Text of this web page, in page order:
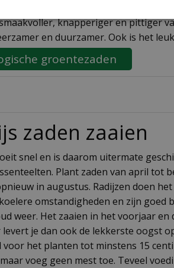
is er een variant die is voorverpakt
knapperiger en pittiger
en duurzamer. Ook is het
groentezaden
zaden zaaien
snel en is daarom uitermate
Plant zaden van april tot
in augustus. Radijzen doen
omstandigheden en zijn goed
weer. Het zaaien in het voorjaar en
levert je dan ook de lekkerste oogst
voor het planten tot minstens 15
voeg geen mest toe. Teveel